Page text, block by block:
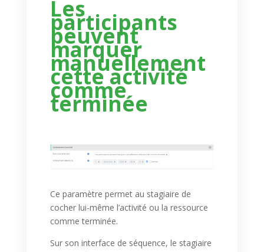
Les
participants
peuvent
marquer
manuellement
cette activité
comme
terminée
Ce paramètre permet au stagiaire de
cocher lui-même l’activité ou la ressource
comme terminée.
Sur son interface de séquence, le stagiaire